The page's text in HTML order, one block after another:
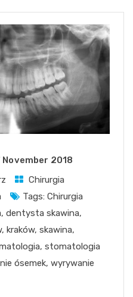
November 2018
Chirurgia
Tags: Chirurgia
, dentysta skawina,
, kraków, skawina,
, stomatologia
ósemek, wyrywanie